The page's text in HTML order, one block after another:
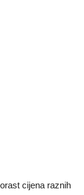
cijena raznih